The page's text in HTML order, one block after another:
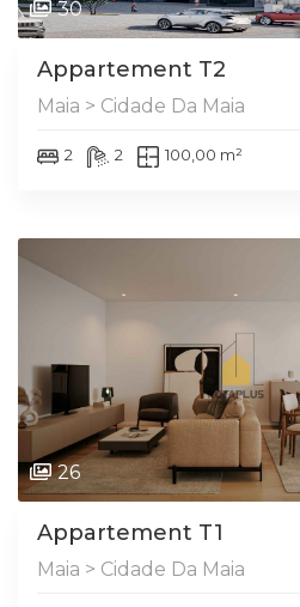
30
Appartement T2
Maia > Cidade Da Maia
2 2 100,00 m²
26
Appartement T1
Maia > Cidade Da Maia